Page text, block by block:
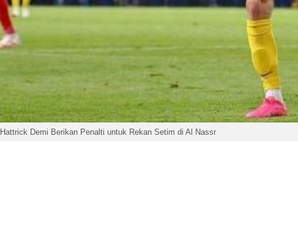
Demi Berikan Penalti untuk Rekan Setim di Al Nassr